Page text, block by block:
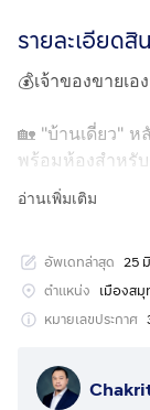
รายละเอียดสิ
💰เจ้าของขายเ
🏡 "บ้านเดี่ยว"
พร้อมห้องสำหรั
• หลังมุม ทำเล
• เหมาะอยู่อาศั
• หน้าบ้านติดถ
• เดิน 1 นาที ถึ
• ไม่เคยมีประวั
อ่านเพิ่มเติม
อัพเดทล่าสุด 25
ตำแหน่ง เมืองสมุ
หมายเลขประกาศ